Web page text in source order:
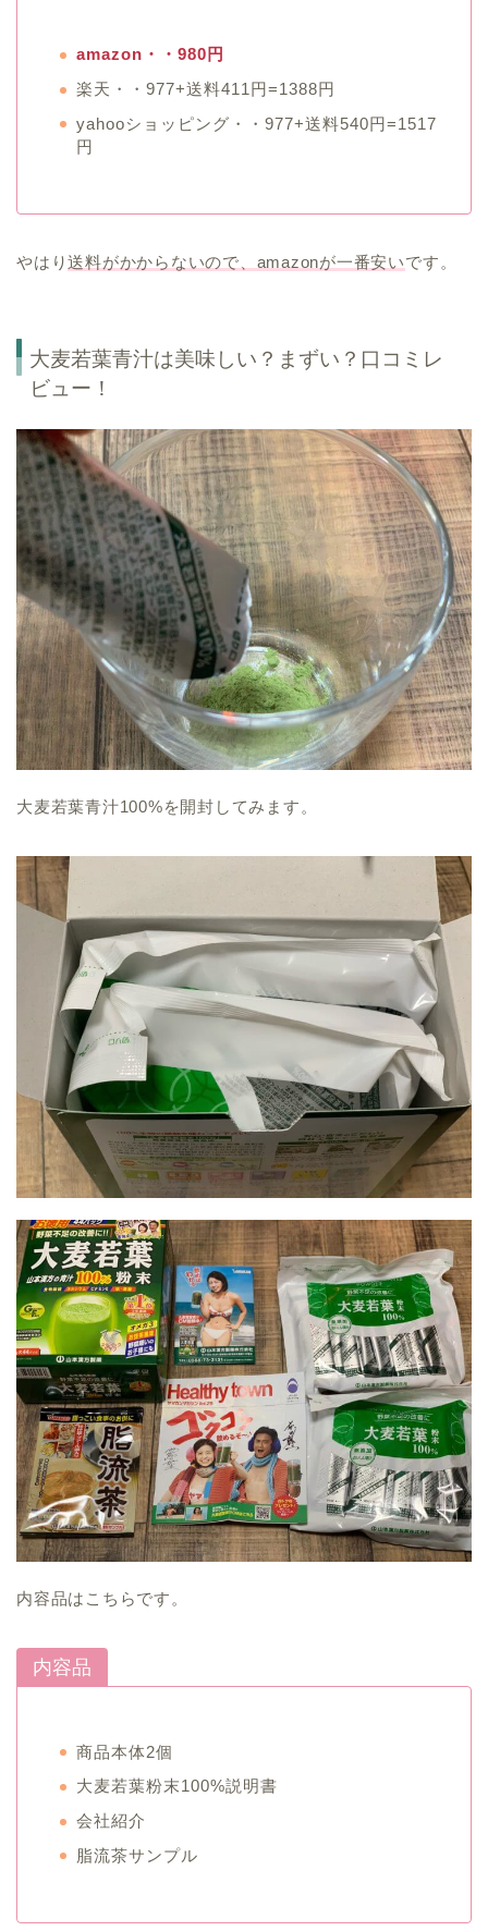
amazon・・980円
楽天・・977+送料411円=1388円
yahooショッピング・・977+送料540円=1517
円
やはり送料がかからないので、amazonが一番安いです。
大麦若葉青汁は美味しい？まずい？口コミレ
ビュー！
大麦若葉青汁100%を開封してみます。
内容品はこちらです。
内容品
商品本体2個
大麦若葉粉末100%説明書
会社紹介
脂流茶サンプル